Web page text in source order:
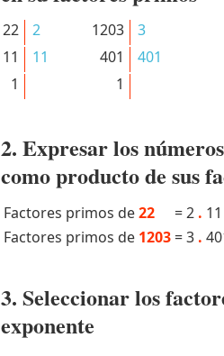
22
2
11
11
1
1203
3
401
401
1
2. Expresar los números
como producto de sus
Factores primos de22 =2 . 11
Factores primos de 1203 =3 .
3. Seleccionar los
exponente